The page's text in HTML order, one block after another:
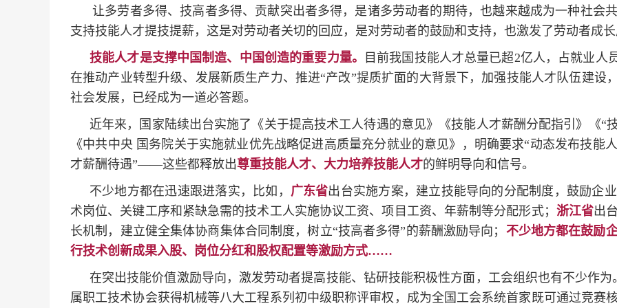
让多劳者多得、技高者多得、贡献突出者多得，是诸多劳动者的期待，也越来越成为一种社会
支持技能人才提技提薪，这是对劳动者关切的回应，是对劳动者的鼓励和支持，也激发了劳动者成
技能人才是支撑中国制造、中国创造的重要力量。
目前我国技能人才总量已超2亿人，占就业人
在推动产业转型升级、发展新质生产力、推进“产改”提质扩面的大背景下，加强技能人才队伍建设
社会发展，已经成为一道必答题。
近年来，国家陆续出台实施了《关于提高技术工人待遇的意见》《技能人才薪酬分配指引》《“
《中共中央 国务院关于实施就业优先战略促进高质量充分就业的意见》，明确要求“动态发布技能
才薪酬待遇”——这些都释放出尊重技能人才、大力培养技能人才的鲜明导向和信号。
不少地方都在迅速跟进落实，比如， 广东省出台实施方案，建立技能导向的分配制度，鼓励企
术岗位、关键工序和紧缺急需的技术工人实施协议工资、项目工资、年薪制等分配形式； 浙江省出
长机制，建立健全集体协商集体合同制度，树立“技高者多得”的薪酬激励导向； 不少地方都在鼓励
行技术创新成果入股、岗位分红和股权配置等激励方式……
在突出技能价值激励导向，激发劳动者提高技能、钻研技能积极性方面，工会组织也有不少作为
属职工技术协会获得机械等八大工程系列初中级职称评审权，成为全国工会系统首家既可通过竞赛